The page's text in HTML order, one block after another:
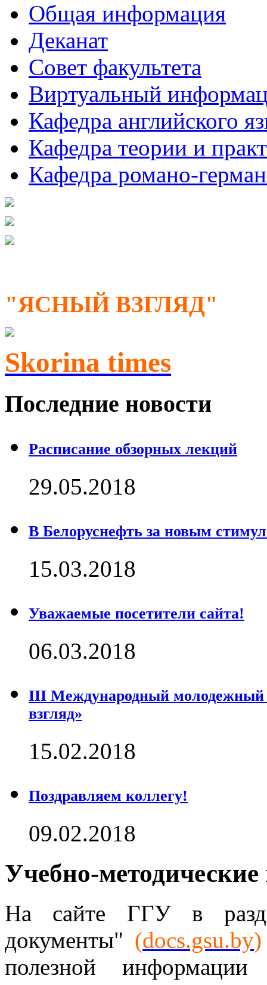
Общая информация
Деканат
Совет факультета
Виртуальный
Кафедра английского
Кафедра теории и
Кафедра романо-
"ЯСНЫЙ ВЗГЛЯД"
Skorina times
Последние новости
Расписание обзорных лекций
29.05.2018
В Белоруснефть за новым
15.03.2018
Уважаемые посетители сайта!
06.03.2018
III Международный молодежный
взгляд»
15.02.2018
Поздравляем коллегу!
09.02.2018
Учебно-
На сайте ГГУ в
документы" (docs.gsu.by)
полезной